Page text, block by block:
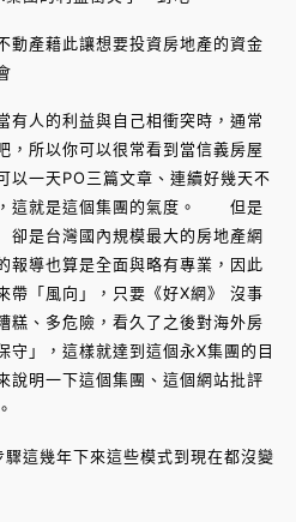
動產藉此讓想要投資房地產的資金
人的利益與自己相衝突時，通常
，所以你可以很常看到當信義房屋
以一天PO三篇文章、連續好幾天不
這就是這個集團的氣度。 但是
卻是台灣國內規模最大的房地產網
報導也算是全面與略有專業，因此
帶「風向」，只要《好X網》 沒事
糕、多危險，看久了之後對海外房
守」，這樣就達到這個永X集團的目
明一下這個集團、這個網站批評
這幾年下來這些模式到現在都沒變